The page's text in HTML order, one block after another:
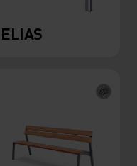
ELIAS